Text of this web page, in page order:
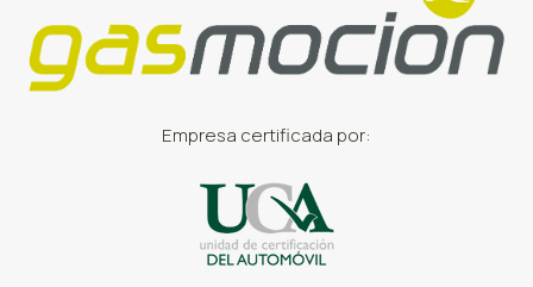
Empresa certificada por: